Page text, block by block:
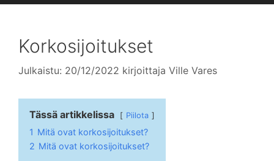
Korkosijoitukset
Julkaistu: 20/12/2022 kirjoittaja Ville Vares
Tässä artikkelissa Piilota
1 Mitä ovat korkosijoitukset?
2 Mitä ovat korkosijoitukset?